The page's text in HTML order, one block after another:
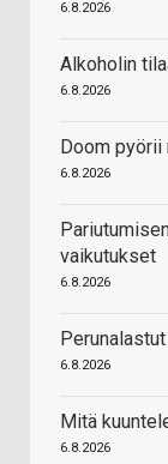
6.8.2026
Alkoholin
6.8.2026
Doom
6.8.2026
vaikutukset
6.8.2026
Perunalastut
6.8.2026
Mitä
6.8.2026